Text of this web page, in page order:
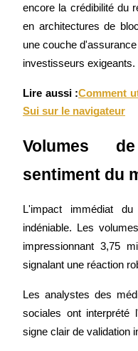
Profitez du partage
trading
Information
commerciales, etc.
encore la crédibilité du
en architectures de
une couche
investisseurs exigeants.
Lire aussi :Comment
Sui sur le navigateur
Volumes
sentiment du
L'impact immédiat
indéniable. Les
impressionnant 3,75
signalant une réaction
Les analystes des
sociales ont interprété
signe clair de validation